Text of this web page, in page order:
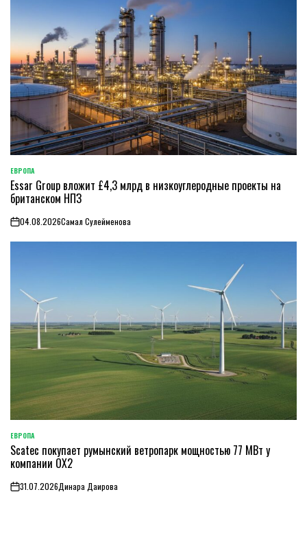
ОПУБЛИКОВАНО
В
ЕВРОПА
Essar Group вложит £4,3 млрд в низкоуглеродные проекты на
британском НПЗ
on04.08.2026Самал Сулейменова
ОПУБЛИКОВАНО
В
ЕВРОПА
Scatec покупает румынский ветропарк мощностью 77 МВт у
компании OX2
on31.07.2026Динара Даирова